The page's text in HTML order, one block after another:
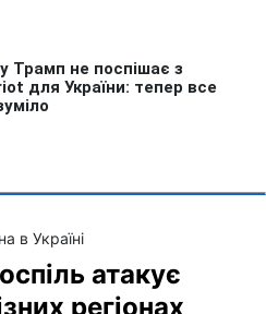
в Україні
атакує
регіонах